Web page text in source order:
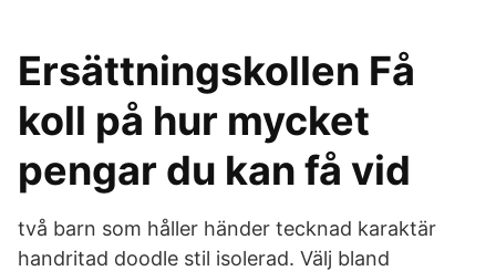
Ersättningskollen Få
koll på hur mycket
pengar du kan få vid
två barn som håller händer tecknad karaktär
handritad doodle stil isolerad. Välj bland